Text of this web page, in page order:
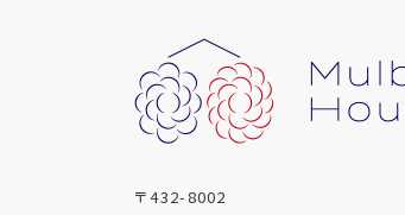
〒432-8002